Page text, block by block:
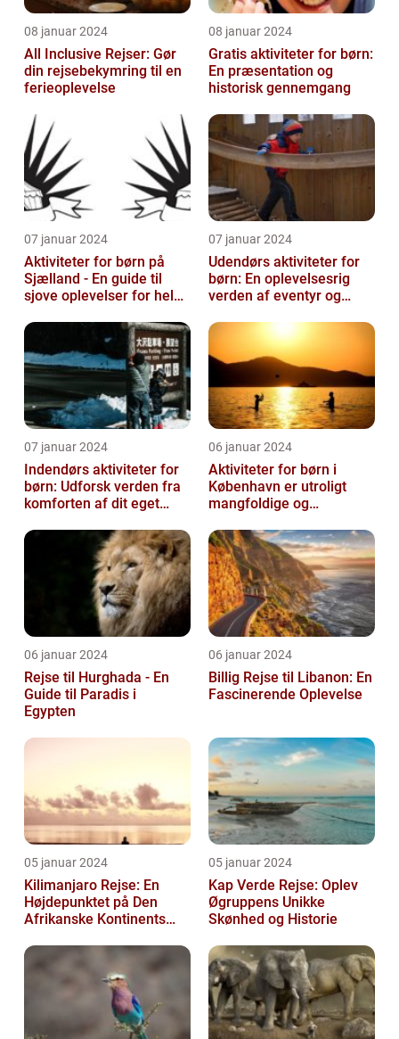
08 januar 2024
All Inclusive Rejser: Gør
din rejsebekymring til en
ferieoplevelse
08 januar 2024
Gratis aktiviteter for børn:
En præsentation og
historisk gennemgang
07 januar 2024
Aktiviteter for børn på
Sjælland - En guide til
sjove oplevelser for hele
07 januar 2024
Udendørs aktiviteter for
børn: En oplevelsesrig
verden af eventyr og
07 januar 2024
Indendørs aktiviteter for
børn: Udforsk verden fra
komforten af dit eget
06 januar 2024
Aktiviteter for børn i
København er utroligt
mangfoldige og
06 januar 2024
Rejse til Hurghada - En
Guide til Paradis i
Egypten
06 januar 2024
Billig Rejse til Libanon: En
Fascinerende Oplevelse
05 januar 2024
Kilimanjaro Rejse: En
Højdepunktet på Den
Afrikanske Kontinents
05 januar 2024
Kap Verde Rejse: Oplev
Øgruppens Unikke
Skønhed og Historie